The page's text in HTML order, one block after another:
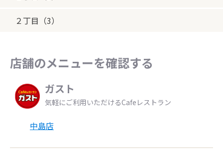
２丁目（3）
店舗のメニューを確認する
ガスト
気軽にご利用いただけるCafeレストラン
中島店